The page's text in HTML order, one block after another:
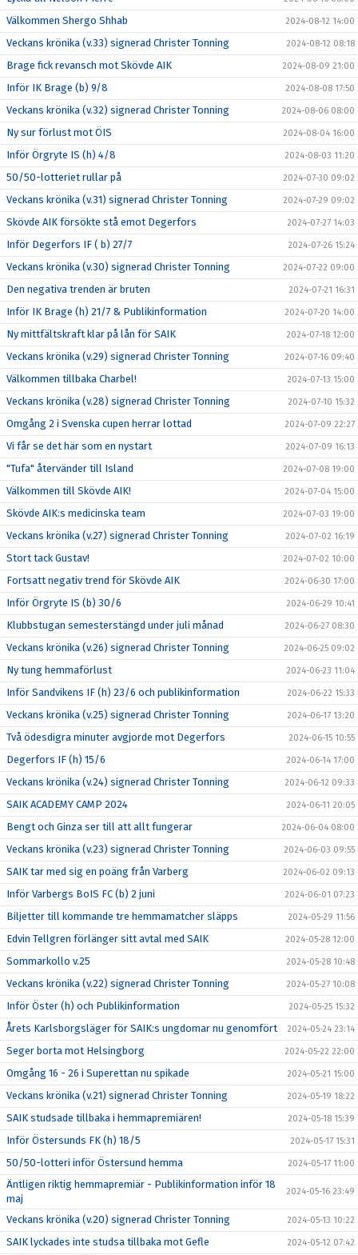
Välkommen Shergo Shhab 2024-08-12 14:00
Veckans krönika (v.33) signerad Christer Tonning 2024-08-12 08:18
Brage fick revansch mot Skövde AIK 2024-08-09 21:00
Inför IK Brage (b) 9/8 2024-08-08 17:50
Veckans krönika (v.32) signerad Christer Tonning 2024-08-06 08:00
Ny sur förlust mot ÖIS 2024-08-04 16:00
Inför Örgryte IS (h) 4/8 2024-08-03 11:20
50/50-lotteriet rullar på 2024-07-30 09:02
Veckans krönika (v.31) signerad Christer Tonning 2024-07-29 09:02
Skövde AIK försökte stå emot Degerfors 2024-07-27 14:03
Inför Degerfors IF ( b) 27/7 2024-07-26 15:24
Veckans krönika (v.30) signerad Christer Tonning 2024-07-22 09:00
Den negativa trenden är bruten 2024-07-21 16:31
Inför IK Brage (h) 21/7 & Publikinformation 2024-07-20 14:00
Ny mittfältskraft klar på lån för SAIK 2024-07-18 12:00
Veckans krönika (v.29) signerad Christer Tonning 2024-07-16 09:40
Välkommen tillbaka Charbel! 2024-07-13 15:00
Veckans krönika (v.28) signerad Christer Tonning 2024-07-10 15:32
Omgång 2 i Svenska cupen herrar lottad 2024-07-09 22:27
Vi får se det här som en nystart 2024-07-09 16:13
"Tufa" återvänder till Island 2024-07-08 19:00
Välkommen till Skövde AIK! 2024-07-04 15:00
Skövde AIK:s medicinska team 2024-07-03 19:00
Veckans krönika (v.27) signerad Christer Tonning 2024-07-02 16:19
Stort tack Gustav! 2024-07-02 10:00
Fortsatt negativ trend för Skövde AIK 2024-06-30 17:00
Inför Örgryte IS (b) 30/6 2024-06-29 10:41
Klubbstugan semesterstängd under juli månad 2024-06-27 08:30
Veckans krönika (v.26) signerad Christer Tonning 2024-06-25 09:02
Ny tung hemmaförlust 2024-06-23 11:04
Inför Sandvikens IF (h) 23/6 och publikinformation 2024-06-22 15:33
Veckans krönika (v.25) signerad Christer Tonning 2024-06-17 13:20
Två ödesdigra minuter avgjorde mot Degerfors 2024-06-15 10:55
Degerfors IF (h) 15/6 2024-06-14 17:00
Veckans krönika (v.24) signerad Christer Tonning 2024-06-12 09:33
SAIK ACADEMY CAMP 2024 2024-06-11 20:05
Bengt och Ginza ser till att allt fungerar 2024-06-04 08:00
Veckans krönika (v.23) signerad Christer Tonning 2024-06-03 09:55
SAIK tar med sig en poäng från Varberg 2024-06-02 09:13
Inför Varbergs BoIS FC (b) 2 juni 2024-06-01 07:23
Biljetter till kommande tre hemmamatcher släpps 2024-05-29 11:56
Edvin Tellgren förlänger sitt avtal med SAIK 2024-05-28 12:00
Sommarkollo v.25 2024-05-28 10:48
Veckans krönika (v.22) signerad Christer Tonning 2024-05-27 10:08
Inför Öster (h) och Publikinformation 2024-05-25 15:32
Årets Karlsborgsläger för SAIK:s ungdomar nu genomfört 2024-05-24 23:14
Seger borta mot Helsingborg 2024-05-22 22:00
Omgång 16 - 26 i Superettan nu spikade 2024-05-21 15:00
Veckans krönika (v.21) signerad Christer Tonning 2024-05-19 18:22
SAIK studsade tillbaka i hemmapremiären! 2024-05-18 15:39
Inför Östersunds FK (h) 18/5 2024-05-17 15:31
50/50-lotteri inför Östersund hemma 2024-05-17 11:00
Äntligen riktig hemmapremiär - Publikinformation inför 18
maj
2024-05-16 23:49
Veckans krönika (v.20) signerad Christer Tonning 2024-05-13 10:22
SAIK lyckades inte studsa tillbaka mot Gefle 2024-05-12 07:42